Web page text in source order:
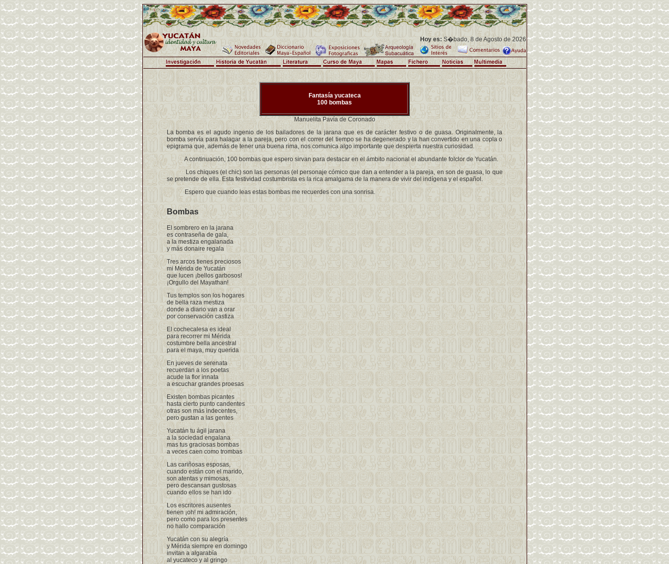
Hoy es:S�bado, 8 de Agosto de 2026
Fantasía yucateca
100 bombas
Manuelita Pavía de Coronado
La bomba es el agudo ingenio de los bailadores de la jarana que es de carácter festivo o de guasa. Originalmente, la
bomba servía para halagar a la pareja, pero con el correr del tiempo se ha degenerado y la han convertido en una copla o
epigrama que, además de tener una buena rima, nos comunica algo importante que despierta nuestra curiosidad.
A continuación, 100 bombas que espero sirvan para destacar en el ámbito nacional el abundante folclor de Yucatán.
Los chiques (el chic) son las personas (el personaje cómico que dan a entender a la pareja, en son de guasa, lo que
se pretende de ella. Esta festividad costumbrista es la rica amalgama de la manera de vivir del indígena y el español.
Espero que cuando leas estas bombas me recuerdes con una sonrisa.
Bombas
El sombrero en la jarana
es contraseña de gala,
a la mestiza engalanada
y más donaire regala
Tres arcos tienes preciosos
mi Mérida de Yucatán
que lucen ¡bellos garbosos!
¡Orgullo del Mayathan!
Tus templos son los hogares
de bella raza mestiza
donde a diario van a orar
por conservación castiza
El cochecalesa es ideal
para recorrer mi Mérida
costumbre bella ancestral
para el maya, muy querida
En jueves de serenata
recuerdan a los poetas
acude la flor innata
a escuchar grandes proesas
Existen bombas picantes
hasta cierto punto candentes
otras son más indecentes,
pero gustan a las gentes
Yucatán tu ágil jarana
a la sociedad engalana
mas tus graciosas bombas
a veces caen como trombas
Las cariñosas esposas,
cuando están con el marido,
son atentas y mimosas,
pero descansan gustosas
cuando ellos se han ido
Los escritores ausentes
tienen ¡oh! mi admiración,
pero como para los presentes
no hallo comparación
Yucatán con su alegría
y Mérida siempre en domingo
invitan a algarabía
al yucateco y al gringo